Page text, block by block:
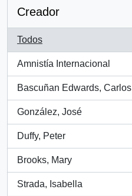
Creador
Todos
Amnistía Internacional
, 105 resultados
Bascuñan Edwards, Carlos
, 1 resultados
González, José
, 1 resultados
Duffy, Peter
, 1 resultados
Brooks, Mary
, 1 resultados
Strada, Isabella
, 1 resultados